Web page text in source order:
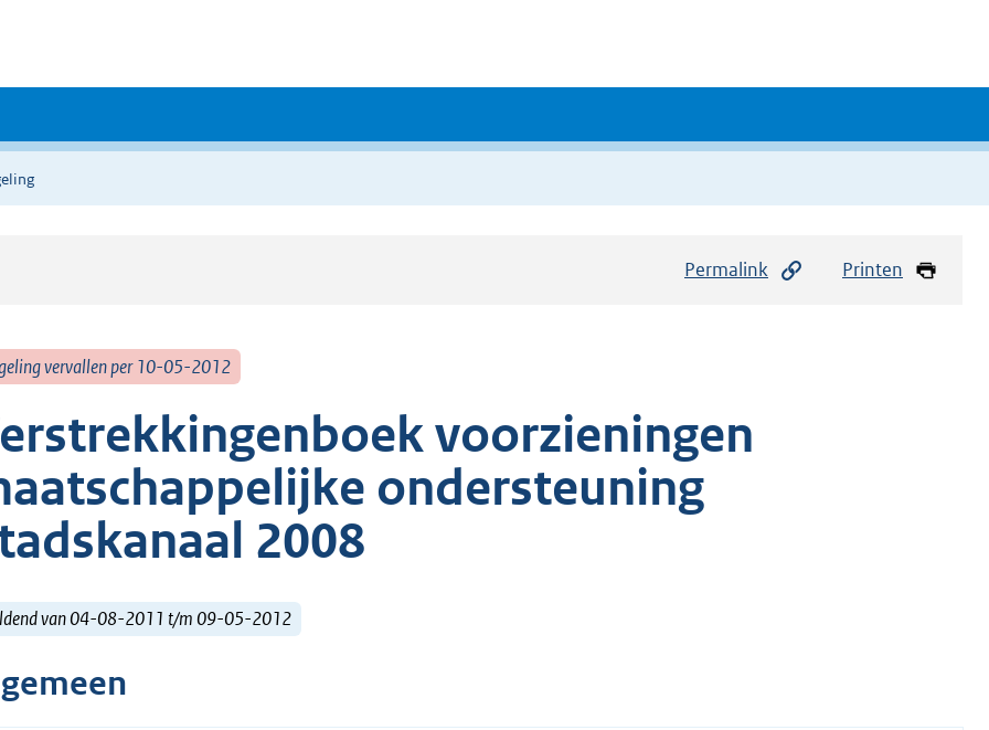
Permalink Printen
vervallen per 10-05-2012
voorzieningen
ondersteuning
2008
van 04-08-2011 t/m 09-05-2012